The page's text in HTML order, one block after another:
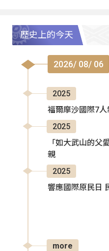
歷史上的今天
2026/ 08/ 06
2025
福爾摩沙國際7
2025
「如大武山的父
親
2025
響應國際原民日
more